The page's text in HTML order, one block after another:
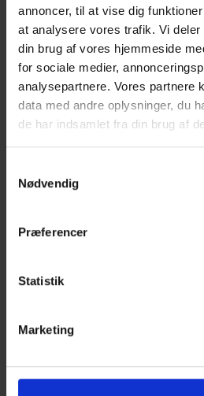
annoncer, til at vise dig
at analysere vores trafik. Vi
din brug af vores hjemmeside
for sociale medier,
analysepartnere. Vores partnere
data med andre oplysninger, du
de har indsamlet fra din brug af
Nødvendig
Præferencer
Statistik
Marketing
formålet. Dette er dikteret af de
Endvidere må en overvågning ikke
den må ikke medføre tab eller
medarbejderne.
Konsekvens for arbejdsgiver
Hvis en arbejdsgiver ikke følger
erstatningsansvarsloven
Men der skal noget til. For at en
at krænke medarbejderen.
Om disse betingelser er opfyldt
konkret vurdering. En krænkelse af
Relevante kurser der bl.a.
GDPR